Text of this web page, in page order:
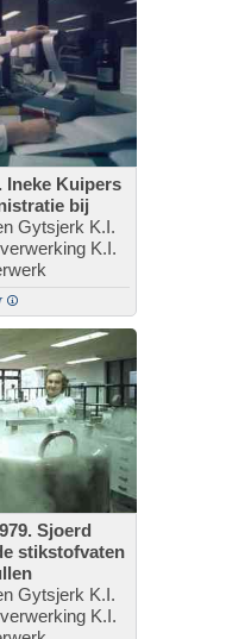
Ineke Kuipers
bij
Gytsjerk K.I.
K.I.
Sjoerd
stikstofvaten
Gytsjerk K.I.
K.I.